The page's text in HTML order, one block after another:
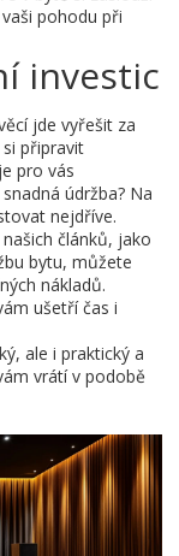
pohodu při
investic
jde vyřešit za
připravit
pro vás
údržba? Na
nejdříve.
článků, jako
bytu, můžete
nákladů.
ušetří čas i
ale i praktický a
vrátí v podobě